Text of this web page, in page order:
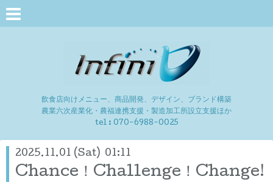
飲食店向けメニュー、商品開発、デザイン、ブランド構築
農業六次産業化・農福連携支援・製造加工所設立支援ほか
tel : 070-6988-0025
2025.11.01 (Sat) 01:11
Chance！Challenge！Change!